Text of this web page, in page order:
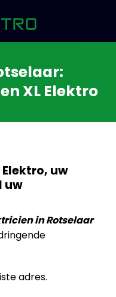
XL Elektro
uw
uw
in Rotselaar
adres.